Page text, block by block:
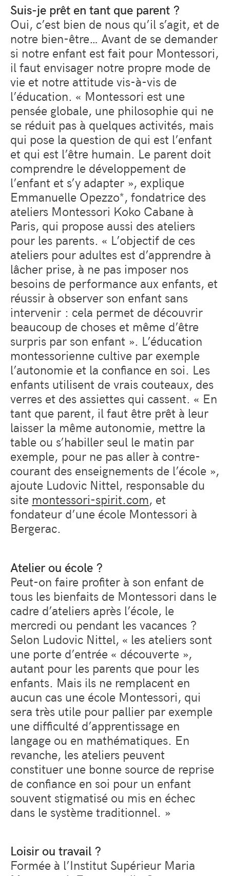
Suis-je prêt en tant que parent ?
Oui, c’est bien de nous qu’il s’agit, et de
notre bien-être… Avant de se demander
si notre enfant est fait pour Montessori,
il faut envisager notre propre mode de
vie et notre attitude vis-à-vis de
l’éducation. « Montessori est une
pensée globale, une philosophie qui ne
se réduit pas à quelques activités, mais
qui pose la question de qui est l’enfant
et qui est l’être humain. Le parent doit
comprendre le développement de
l’enfant et s’y adapter », explique
Emmanuelle Opezzo*, fondatrice des
ateliers Montessori Koko Cabane à
Paris, qui propose aussi des ateliers
pour les parents. « L’objectif de ces
ateliers pour adultes est d’apprendre à
lâcher prise, à ne pas imposer nos
besoins de performance aux enfants, et
réussir à observer son enfant sans
intervenir : cela permet de découvrir
beaucoup de choses et même d’être
surpris par son enfant ». L’éducation
montessorienne cultive par exemple
l’autonomie et la confiance en soi. Les
enfants utilisent de vrais couteaux, des
verres et des assiettes qui cassent. « En
tant que parent, il faut être prêt à leur
laisser la même autonomie, mettre la
table ou s’habiller seul le matin par
exemple, pour ne pas aller à contre-
courant des enseignements de l’école »,
ajoute Ludovic Nittel, responsable du
site montessori-spirit.com, et
fondateur d’une école Montessori à
Bergerac.
Atelier ou école ?
Peut-on faire profiter à son enfant de
tous les bienfaits de Montessori dans le
cadre d’ateliers après l’école, le
mercredi ou pendant les vacances ?
Selon Ludovic Nittel, « les ateliers sont
une porte d’entrée « découverte »,
autant pour les parents que pour les
enfants. Mais ils ne remplacent en
aucun cas une école Montessori, qui
sera très utile pour pallier par exemple
une difficulté d’apprentissage en
langage ou en mathématiques. En
revanche, les ateliers peuvent
constituer une bonne source de reprise
de confiance en soi pour un enfant
souvent stigmatisé ou mis en échec
dans le système traditionnel. »
Loisir ou travail ?
Formée à l’Institut Supérieur Maria